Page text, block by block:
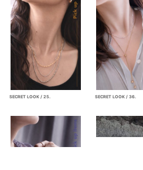
SECRET LOOK / 25. SECRET LOOK / 36.